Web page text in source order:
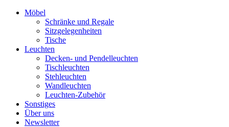
Möbel
Schränke und Regale
Sitzgelegenheiten
Tische
Leuchten
Decken- und Pendelleuchten
Tischleuchten
Stehleuchten
Wandleuchten
Leuchten-Zubehör
Sonstiges
Über uns
Newsletter